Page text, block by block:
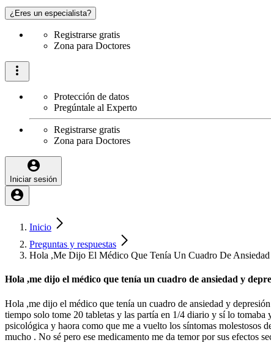
¿Eres un especialista?
Registrarse gratis
Zona para Doctores
Protección de datos
Pregúntale al Experto
Registrarse gratis
Zona para Doctores
Iniciar sesión
Inicio
Preguntas y respuestas
Hola ,Me Dijo El Médico Que Tenía Un Cuadro De
Hola ,me dijo el médico que tenía un cuadro de ansiedad y
Hola ,me dijo el médico que tenía un cuadro de ansiedad y
tiempo solo tome 20 tabletas y las partía en 1/4 diario y sí lo
psicológica y haora como que me a vuelto los síntomas molestosos
mucho . No sé pero ese medicamento me da temor por sus efectos